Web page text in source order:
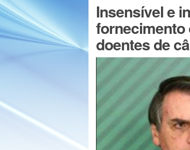
Insensível e
fornecimento
doentes de